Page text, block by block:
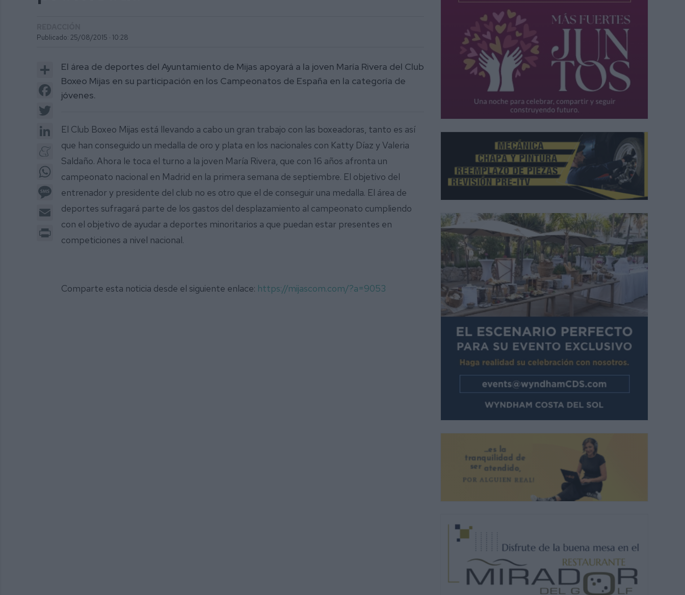
Publicado: 25/08/2015 · 10:28
Share
Facebook
LinkedIn
Meneame
WhatsApp
Message
Email
Print
El área de deportes del Ayuntamiento de Mijas apoyará a la joven María Rivera del Club
Boxeo Mijas en su participación en los Campeonatos de España en la categoría de
jóvenes.
El Club Boxeo Mijas está llevando a cabo un gran trabajo con las boxeadoras, tanto es así
que han conseguido un medalla de oro y plata en los nacionales con Katty Díaz y Valeria
Saldaño. Ahora le toca el turno a la joven María Rivera, que con 16 años afronta un
campeonato nacional en Madrid en la primera semana de septiembre. El objetivo del
entrenador y presidente del club no es otro que el de conseguir una medalla. El área de
deportes sufragará parte de los gastos del desplazamiento al campeonato cumpliendo
con el objetivo de ayudar a deportes minoritarios a que puedan estar presentes en
competiciones a nivel nacional.
Comparte esta noticia desde el siguiente enlace: https://mijascom.com/?a=9053